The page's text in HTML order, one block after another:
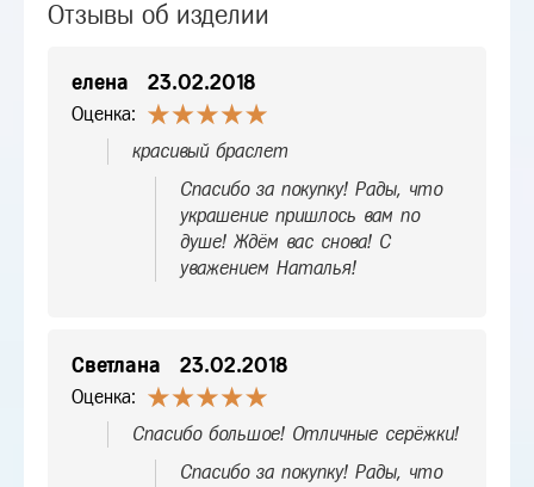
Отзывы об изделии
елена 23.02.2018
Оценка:
красивый браслет
Спасибо за покупку! Рады, что
украшение пришлось вам по
душе! Ждём вас снова! С
уважением Наталья!
Светлана 23.02.2018
Оценка:
Спасибо большое! Отличные серёжки!
Спасибо за покупку! Рады, что